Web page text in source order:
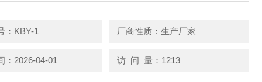
：KBY-1 厂商性质：生产厂家
：2026-04-01 访 问 量：1213